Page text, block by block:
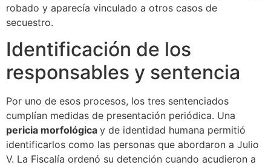
robado y aparecía vinculado a otros casos de
secuestro.
Identificación de los
responsables y sentencia
Por uno de esos procesos, los tres sentenciados
cumplían medidas de presentación periódica. Una
pericia morfológica y de identidad humana permitió
identificarlos como las personas que abordaron a Julio
V. La Fiscalía ordenó su detención cuando acudieron a